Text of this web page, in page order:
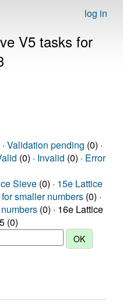
log in
V5 tasks for
Validation pending (0) ·
(0) · Invalid (0) · Error
Sieve (0) · 15e Lattice
smaller numbers (0) ·
(0) · 16e Lattice
(0)